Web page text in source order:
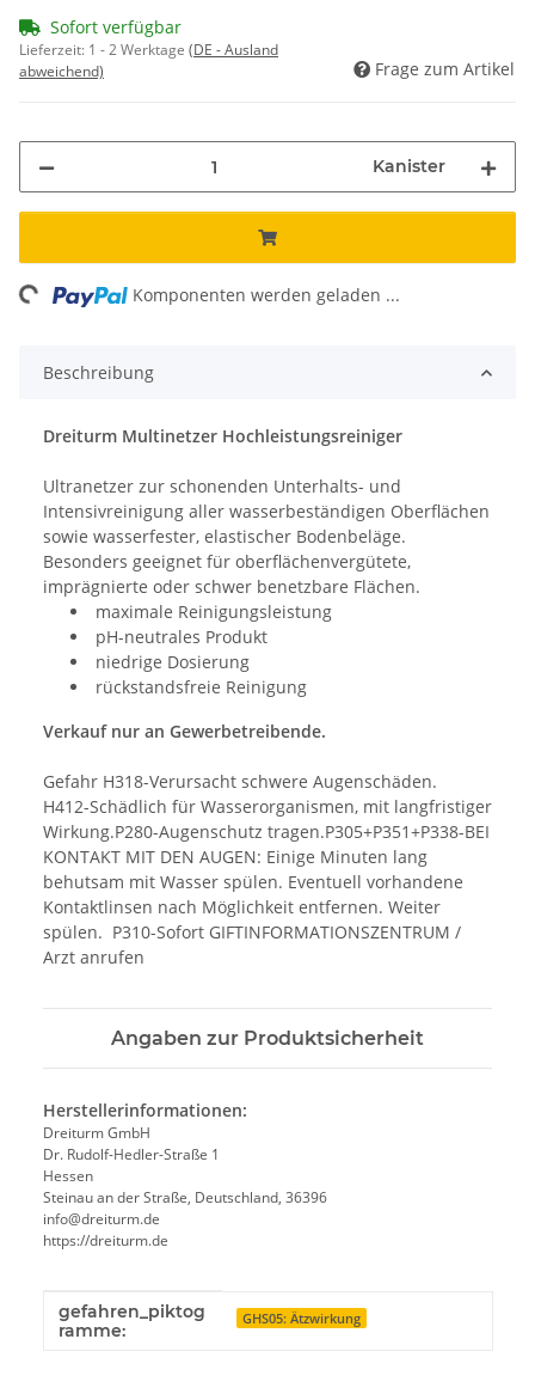
Sofort verfügbar
Lieferzeit: 1 - 2 Werktage (DE - Ausland
abweichend)
Frage zum Artikel
Kanister
Komponenten werden geladen ...
Beschreibung
Dreiturm Multinetzer Hochleistungsreiniger
Ultranetzer zur schonenden Unterhalts- und
Intensivreinigung aller wasserbeständigen Oberflächen
sowie wasserfester, elastischer Bodenbeläge.
Besonders geeignet für oberflächenvergütete,
imprägnierte oder schwer benetzbare Flächen.
maximale Reinigungsleistung
pH-neutrales Produkt
niedrige Dosierung
rückstandsfreie Reinigung
Verkauf nur an Gewerbetreibende.
Gefahr H318-Verursacht schwere Augenschäden.
H412-Schädlich für Wasserorganismen, mit langfristiger
Wirkung.P280-Augenschutz tragen.P305+P351+P338-BEI
KONTAKT MIT DEN AUGEN: Einige Minuten lang
behutsam mit Wasser spülen. Eventuell vorhandene
Kontaktlinsen nach Möglichkeit entfernen. Weiter
spülen. P310-Sofort GIFTINFORMATIONSZENTRUM /
Arzt anrufen
Angaben zur Produktsicherheit
Herstellerinformationen:
Dreiturm GmbH
Dr. Rudolf-Hedler-Straße 1
Hessen
Steinau an der Straße, Deutschland, 36396
info@dreiturm.de
https://dreiturm.de
Produkteigenschaft
Wert
gefahren_piktog
ramme:
GHS05: Ätzwirkung